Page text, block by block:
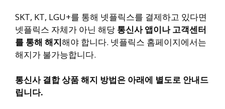
SKT, KT, LGU+를 통해 넷플릭스를 결제하고 있다면
넷플릭스 자체가 아닌 해당 통신사 앱이나 고객센터
를 통해 해지해야 합니다. 넷플릭스 홈페이지에서는
해지가 불가능합니다.
통신사 결합 상품 해지 방법은 아래에 별도로 안내드
립니다.